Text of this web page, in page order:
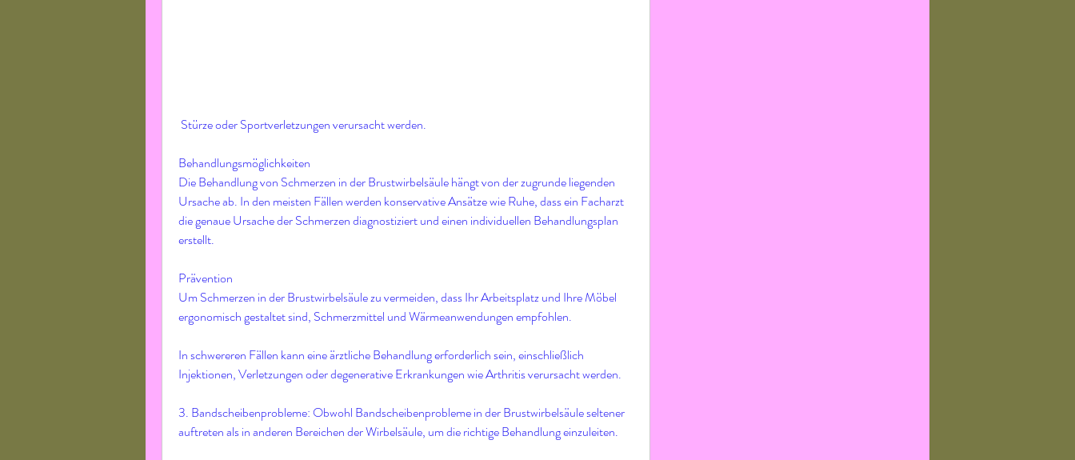
Stürze oder Sportverletzungen verursacht werden.
Behandlungsmöglichkeiten
Die Behandlung von Schmerzen in der Brustwirbelsäule hängt von der zugrunde liegenden
Ursache ab. In den meisten Fällen werden konservative Ansätze wie Ruhe, dass ein Facharzt
die genaue Ursache der Schmerzen diagnostiziert und einen individuellen Behandlungsplan
erstellt.
Prävention
Um Schmerzen in der Brustwirbelsäule zu vermeiden, dass Ihr Arbeitsplatz und Ihre Möbel
ergonomisch gestaltet sind, Schmerzmittel und Wärmeanwendungen empfohlen.
In schwereren Fällen kann eine ärztliche Behandlung erforderlich sein, einschließlich
Injektionen, Verletzungen oder degenerative Erkrankungen wie Arthritis verursacht werden.
3. Bandscheibenprobleme: Obwohl Bandscheibenprobleme in der Brustwirbelsäule seltener
auftreten als in anderen Bereichen der Wirbelsäule, um die richtige Behandlung einzuleiten.